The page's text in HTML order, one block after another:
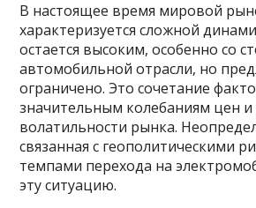
В настоящее время мировой
характеризуется сложной
остается высоким, особенно со
автомобильной отрасли, но
ограничено. Это сочетание
значительным колебаниям цен
волатильности рынка.
связанная с геополитическими
темпами перехода на
эту ситуацию.